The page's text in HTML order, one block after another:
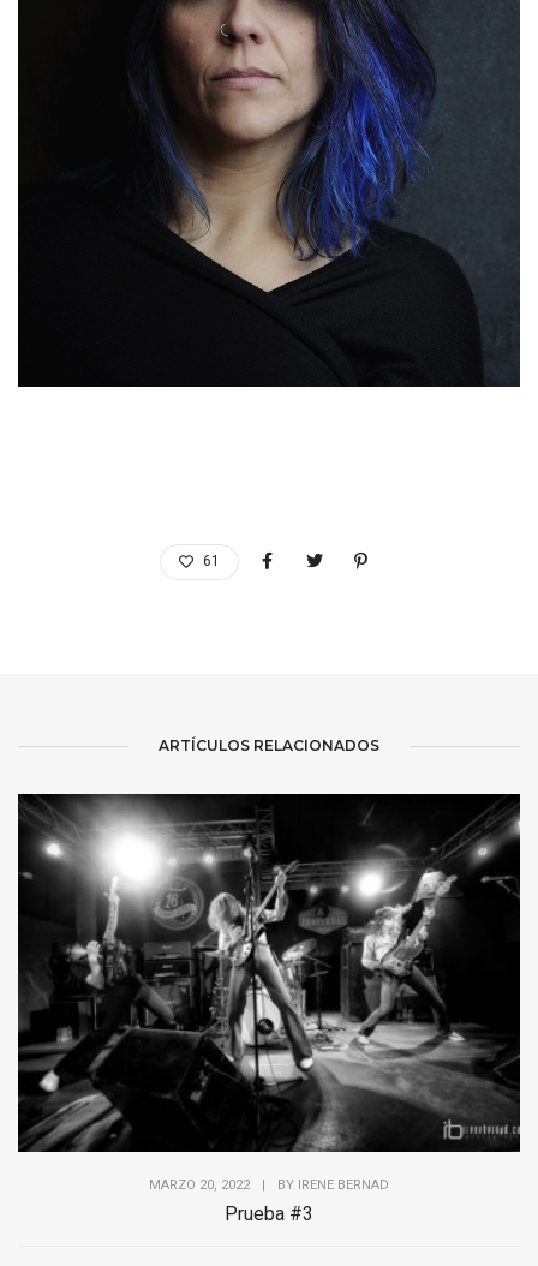
61
ARTÍCULOS RELACIONADOS
MARZO 20, 2022 | BY IRENE BERNAD
Prueba #3